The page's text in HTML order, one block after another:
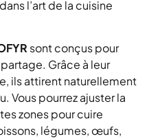
l’art de la cuisine
sont conçus pour
Grâce à leur
ils attirent naturellement
Vous pourrez ajuster la
zones pour cuire
légumes, œufs,